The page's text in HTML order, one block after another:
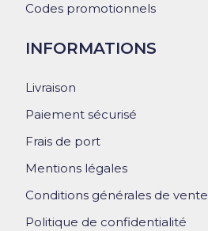
Codes promotionnels
INFORMATIONS
Livraison
Paiement sécurisé
Frais de port
Mentions légales
Conditions générales de vente
Politique de confidentialité